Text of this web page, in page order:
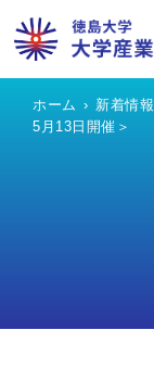
ホーム › 新着情報
5月13日開催＞